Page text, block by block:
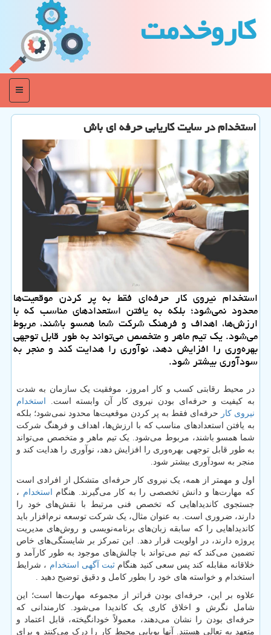
كاروخدمت
منو
استخدام در سایت کاریابی حرفه ای باش
استخدام نیروی کار حرفه‌ای فقط به پر کردن موقعیت‌ها
محدود نمی‌شود؛ بلکه به یافتن استعدادهای مناسب که با
ارزش‌ها، اهداف و فرهنگ شرکت شما همسو باشند، مربوط
می‌شود. یک تیم ماهر و متخصص می‌تواند به طور قابل توجهی
بهره‌وری را افزایش دهد، نوآوری را هدایت کند و منجر به
سودآوری بیشتر شود.
در محیط رقابتی کسب و کار امروز، موفقیت یک سازمان به شدت
به کیفیت و حرفه‌ای بودن نیروی کار آن وابسته است. استخدام
نیروی کار حرفه‌ای فقط به پر کردن موقعیت‌ها محدود نمی‌شود؛ بلکه
به یافتن استعدادهای مناسب که با ارزش‌ها، اهداف و فرهنگ شرکت
شما همسو باشند، مربوط می‌شود. یک تیم ماهر و متخصص می‌تواند
به طور قابل توجهی بهره‌وری را افزایش دهد، نوآوری را هدایت کند و
منجر به سودآوری بیشتر شود.
اول و مهمتر از همه، یک نیروی کار حرفه‌ای متشکل از افرادی است
که مهارت‌ها و دانش تخصصی را به کار می‌گیرند. هنگام استخدام ،
جستجوی کاندیداهایی که تخصص فنی مرتبط با نقش‌های خود را
دارند، ضروری است. به عنوان مثال، یک شرکت توسعه نرم‌افزار باید
کاندیداهایی را که سابقه زبان‌های برنامه‌نویسی و روش‌های مدیریت
پروژه دارند، در اولویت قرار دهد. این تمرکز بر شایستگی‌های خاص
تضمین می‌کند که تیم می‌تواند با چالش‌های موجود به طور کارآمد و
خلاقانه مقابله کند پس سعی کنید هنگام ثبت آگهی استخدام ، شرایط
استخدام و خواسته های خود را بطور کامل و دقیق توضیح دهید .
علاوه بر این، حرفه‌ای بودن فراتر از مجموعه مهارت‌ها است؛ این
شامل نگرش و اخلاق کاری یک کاندیدا می‌شود. کارمندانی که
حرفه‌ای بودن را نشان می‌دهند، معمولاً خودانگیخته، قابل اعتماد و
متعهد به تعالی هستند. آنها پویایی محیط کار را درک می‌کنند و برای